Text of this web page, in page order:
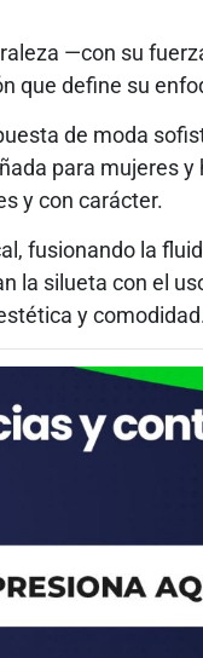
—con su
que define su
de moda
para mujeres y
y con carácter.
fusionando la
la silueta con el
y